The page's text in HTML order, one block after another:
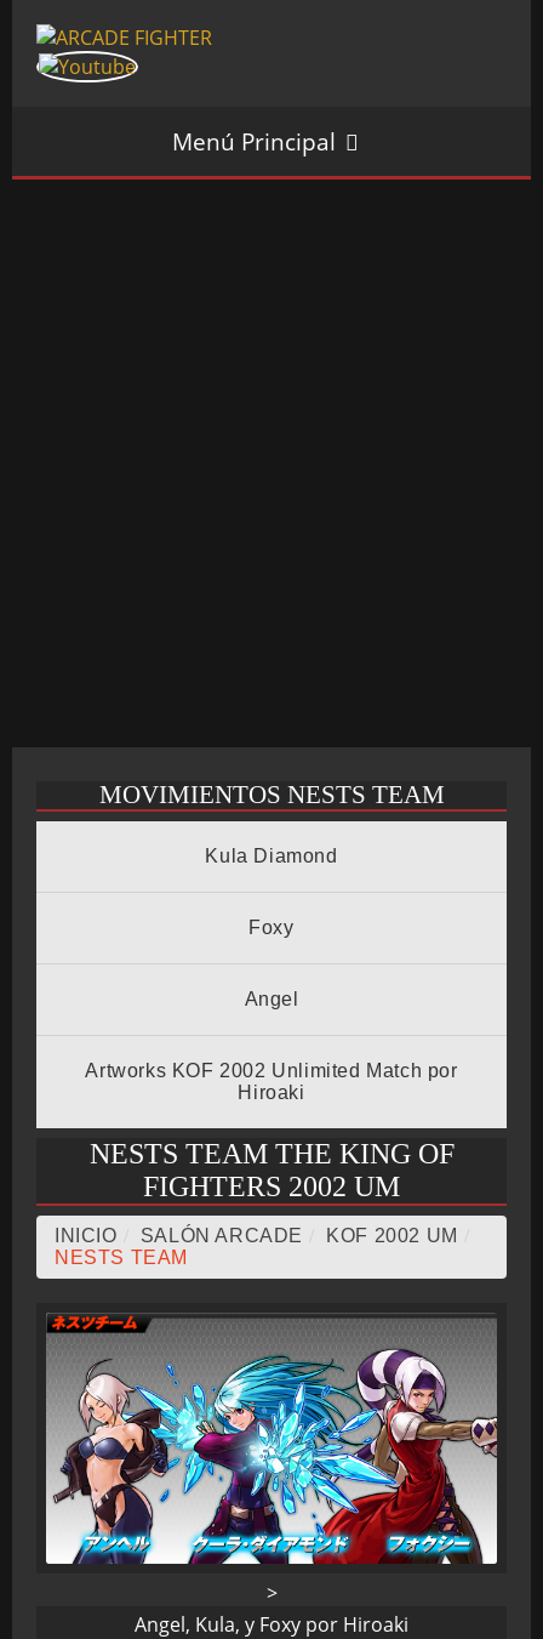
Menú Principal
BONUS STAGE
GUÍA BÁSICA
BMG-OST
MOVIMIENTOS NESTS TEAM
Kula Diamond
Foxy
Angel
Artworks KOF 2002 Unlimited Match por
Hiroaki
NESTS TEAM THE KING OF
FIGHTERS 2002 UM
INICIO SALÓN ARCADE KOF 2002 UM
NESTS TEAM
>
Angel, Kula, y Foxy por Hiroaki